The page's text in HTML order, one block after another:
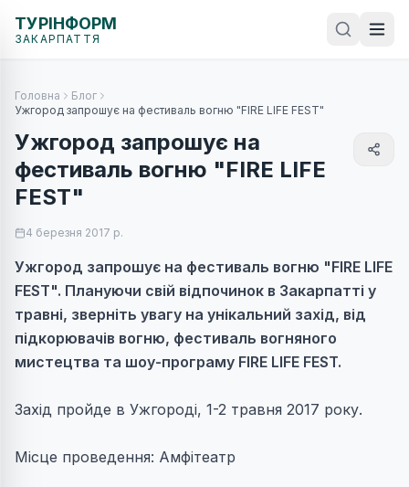
ТУРІНФОРМ
ЗАКАРПАТТЯ
Головна
Блог
Ужгород запрошує на фестиваль вогню "FIRE LIFE FEST"
Ужгород запрошує на
фестиваль вогню "FIRE LIFE
FEST"
4 березня 2017 р.
Ужгород запрошує на фестиваль вогню "FIRE LIFE
FEST". Плануючи свій відпочинок в Закарпатті у
травні, зверніть увагу на унікальний захід, від
підкорювачів вогню, фестиваль вогняного
мистецтва та шоу-програму FIRE LIFE FEST.
Захід пройде в Ужгороді, 1-2 травня 2017 року.
Місце проведення: Амфітеатр